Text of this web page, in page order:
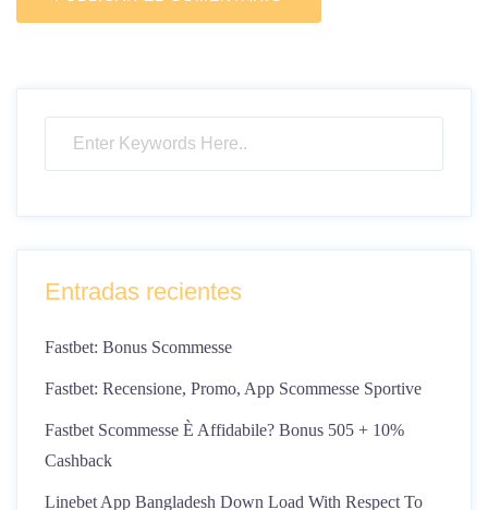
Entradas recientes
Fastbet: Bonus Scommesse
Fastbet: Recensione, Promo, App Scommesse Sportive
Fastbet Scommesse È Affidabile? Bonus 505 + 10%
Cashback
Linebet App Bangladesh Down Load With Respect To